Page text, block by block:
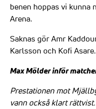
benen hoppas vi kunna
Arena.
Saknas gör Amr
Karlsson och Kofi
Max Mölder inför
Prestationen mot
vann också klart